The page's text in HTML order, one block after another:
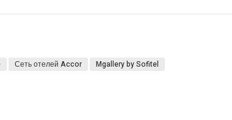
Сеть отелей Accor Mgallery by Sofitel